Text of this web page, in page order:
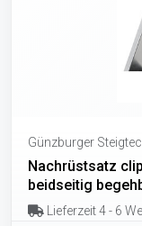
Günzburger
Nachrüstsatz
beidseitig
Lieferzeit 4 - 6